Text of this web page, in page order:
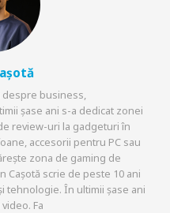
despre business,
șase ani s-a dedicat zonei
review-uri la gadgeturi în
accesorii pentru PC sau
zona de gaming de
Cașotă scrie de peste 10 ani
tehnologie. În ultimii șase ani
Fa